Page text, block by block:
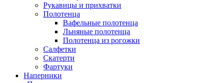
Рукавицы и прихватки
Полотенца
Вафельные полотенца
Льняные полотенца
Полотенца из рогожки
Салфетки
Скатерти
Фартуки
Наперники